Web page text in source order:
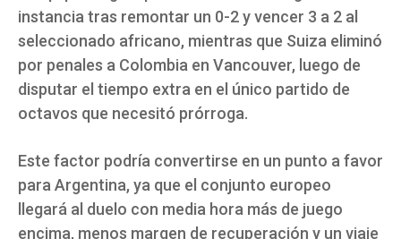
instancia tras remontar un 0-2 y vencer 3 a 2 al
seleccionado africano, mientras que Suiza eliminó
por penales a Colombia en Vancouver, luego de
disputar el tiempo extra en el único partido de
octavos que necesitó prórroga.
Este factor podría convertirse en un punto a favor
para Argentina, ya que el conjunto europeo
llegará al duelo con media hora más de juego
encima, menos margen de recuperación y un viaje